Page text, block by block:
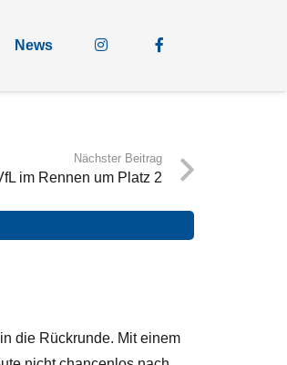
News
Nächster Beitrag
im Rennen um Platz 2
die Rückrunde. Mit einem